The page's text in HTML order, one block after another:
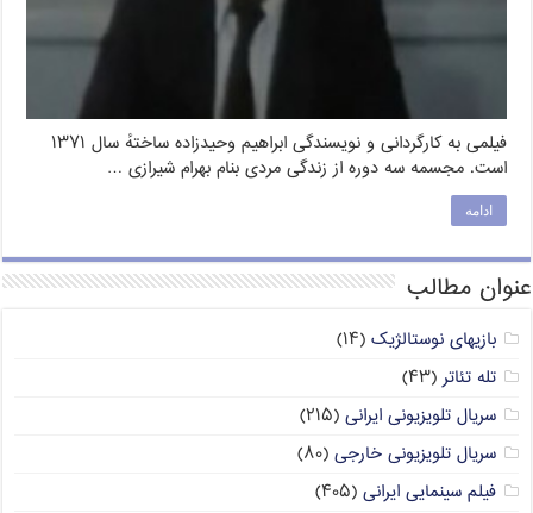
فیلمی به کارگردانی و نویسندگی ابراهیم وحیدزاده ساختهٔ سال ۱۳۷۱
است. مجسمه سه دوره از زندگی مردی بنام بهرام شیرازی …
ادامه
عنوان مطالب
بازیهای نوستالژیک (۱۴)
تله تئاتر (۴۳)
سریال تلویزیونی ایرانی (۲۱۵)
سریال تلویزیونی خارجی (۸۰)
فیلم سینمایی ایرانی (۴۰۵)